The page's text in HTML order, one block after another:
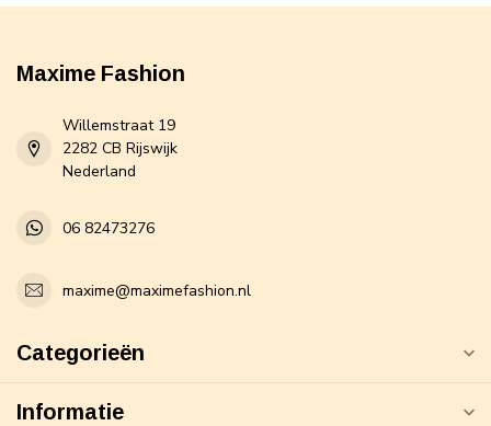
Maxime Fashion
Willemstraat 19
2282 CB Rijswijk
Nederland
06 82473276
maxime@maximefashion.nl
Categorieën
Informatie